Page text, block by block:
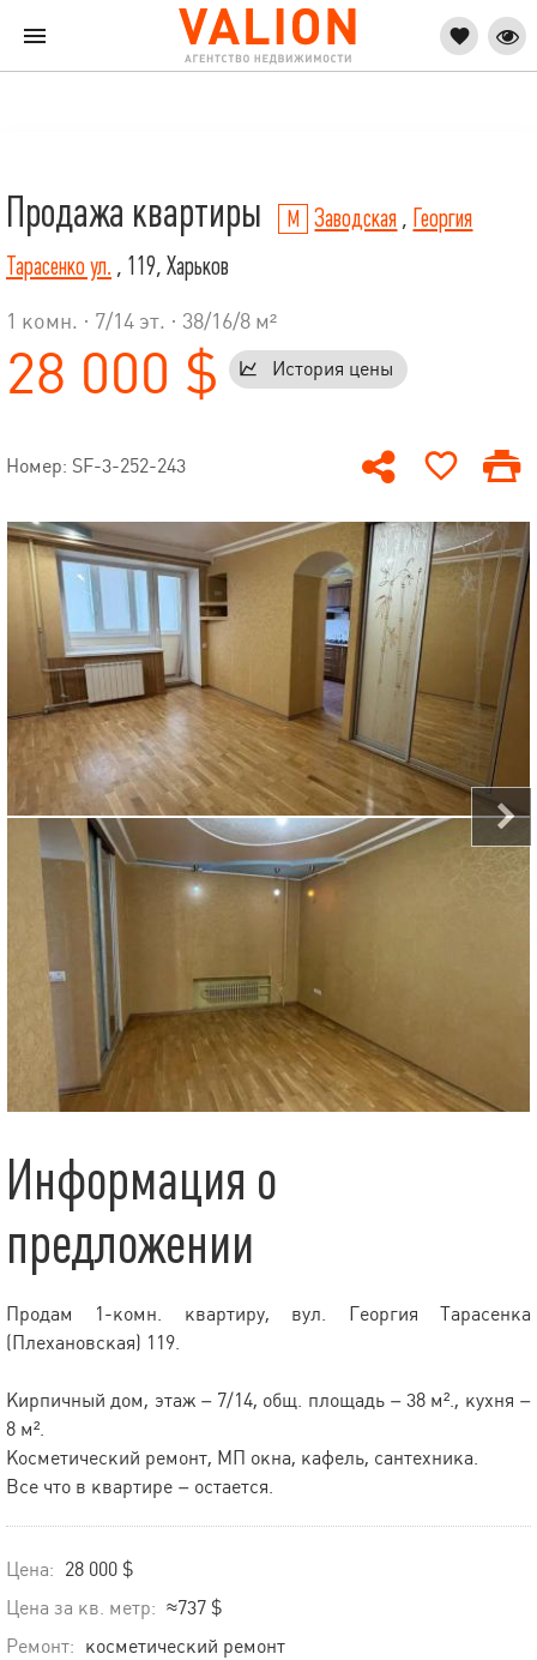
Продажа квартиры Заводская , Георгия
Тарасенко ул. , 119, Харьков
1 комн. · 7/14 эт. · 38/16/8 м²
28 000 $ История цены
Номер: SF-3-252-243
Информация о
предложении
Продам 1-комн. квартиру, вул. Георгия Тарасенка
(Плехановская) 119.
Кирпичный дом, этаж – 7/14, общ. площадь – 38 м²., кухня –
8 м².
Косметический ремонт, МП окна, кафель, сантехника.
Все что в квартире – остается.
Цена: 28 000 $
Цена за кв. метр: ≈737 $
Ремонт: косметический ремонт